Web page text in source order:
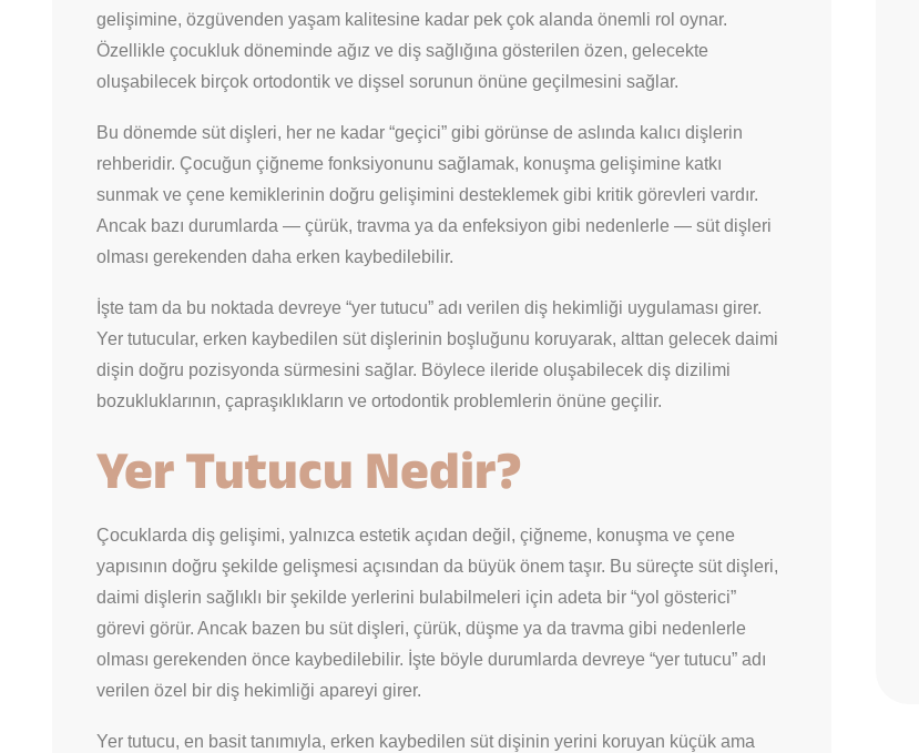
gelişimine, özgüvenden yaşam kalitesine kadar pek çok alanda önemli rol oynar.
Özellikle çocukluk döneminde ağız ve diş sağlığına gösterilen özen, gelecekte
oluşabilecek birçok ortodontik ve dişsel sorunun önüne geçilmesini sağlar.
Bu dönemde süt dişleri, her ne kadar “geçici” gibi görünse de aslında kalıcı dişlerin
rehberidir. Çocuğun çiğneme fonksiyonunu sağlamak, konuşma gelişimine katkı
sunmak ve çene kemiklerinin doğru gelişimini desteklemek gibi kritik görevleri vardır.
Ancak bazı durumlarda — çürük, travma ya da enfeksiyon gibi nedenlerle — süt dişleri
olması gerekenden daha erken kaybedilebilir.
İşte tam da bu noktada devreye “yer tutucu” adı verilen diş hekimliği uygulaması girer.
Yer tutucular, erken kaybedilen süt dişlerinin boşluğunu koruyarak, alttan gelecek daimi
dişin doğru pozisyonda sürmesini sağlar. Böylece ileride oluşabilecek diş dizilimi
bozukluklarının, çapraşıklıkların ve ortodontik problemlerin önüne geçilir.
Yer Tutucu Nedir?
Çocuklarda diş gelişimi, yalnızca estetik açıdan değil, çiğneme, konuşma ve çene
yapısının doğru şekilde gelişmesi açısından da büyük önem taşır. Bu süreçte süt dişleri,
daimi dişlerin sağlıklı bir şekilde yerlerini bulabilmeleri için adeta bir “yol gösterici”
görevi görür. Ancak bazen bu süt dişleri, çürük, düşme ya da travma gibi nedenlerle
olması gerekenden önce kaybedilebilir. İşte böyle durumlarda devreye “yer tutucu” adı
verilen özel bir diş hekimliği apareyi girer.
Yer tutucu, en basit tanımıyla, erken kaybedilen süt dişinin yerini koruyan küçük ama